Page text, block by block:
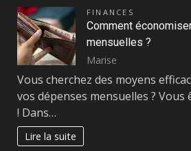
FINANCES
Comment
mensuelles ?
Marise
Vous cherchez des moyens
vos dépenses mensuelles ?
! Dans…
Lire la suite